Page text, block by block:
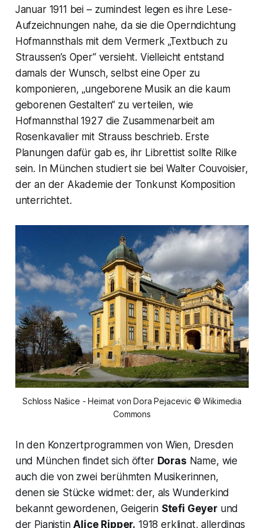
Januar 1911 bei – zumindest legen es ihre Lese-
Aufzeichnungen nahe, da sie die Operndichtung
Hofmannsthals mit dem Vermerk „Textbuch zu
Straussen’s Oper“ versieht. Vielleicht entstand
damals der Wunsch, selbst eine Oper zu
komponieren, „ungeborene Musik an die kaum
geborenen Gestalten“ zu verteilen, wie
Hofmannsthal 1927 die Zusammenarbeit am
Rosenkavaliermit Strauss beschrieb. Erste
Planungen dafür gab es, ihr Librettist sollte Rilke
sein. In München studiert sie bei Walter Couvoisier,
der an der Akademie der Tonkunst Komposition
unterrichtet.
Schloss Našice - Heimat von Dora Pejacevic © Wikimedia
Commons
In den Konzertprogrammen von Wien, Dresden
und München findet sich öfter Doras Name, wie
auch die von zwei berühmten Musikerinnen,
denen sie Stücke widmet: der, als Wunderkind
bekannt gewordenen, Geigerin Stefi Geyerund
der PianistinAlice Ripper. 1918 erklingt, allerdings